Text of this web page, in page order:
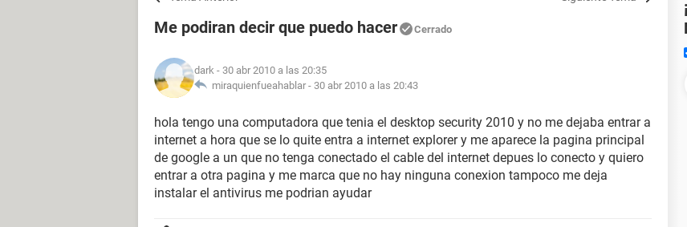
Me podiran decir que puedo hacer Cerrado
dark - 30 abr 2010 a las 20:35
miraquienfueahablar - 30 abr 2010 a las 20:43
hola tengo una computadora que tenia el desktop security 2010 y no me dejaba entrar a
internet a hora que se lo quite entra a internet explorer y me aparece la pagina principal
de google a un que no tenga conectado el cable del internet depues lo conecto y quiero
entrar a otra pagina y me marca que no hay ninguna conexion tampoco me deja
instalar el antivirus me podrian ayudar